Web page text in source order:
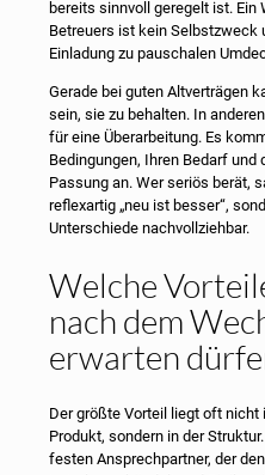
bereits sinnvoll geregelt ist. Ein
Betreuers ist kein Selbstzweck
Einladung zu pauschalen
Gerade bei guten Altverträgen
sein, sie zu behalten. In
für eine Überarbeitung. Es
Bedingungen, Ihren Bedarf und
Passung an. Wer seriös berät,
reflexartig „neu ist besser“,
Unterschiede nachvollziehbar.
Welche
nach dem
erwarten
Der größte Vorteil liegt oft nicht
Produkt, sondern in der
festen Ansprechpartner, der